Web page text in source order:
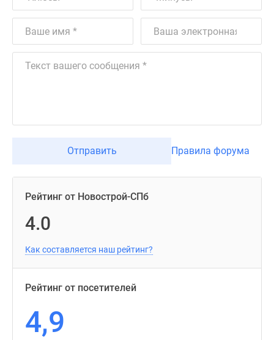
Отправить Правила форума
Рейтинг от Новострой-СПб
4.0
Как составляется наш рейтинг?
Рейтинг от посетителей
4,9